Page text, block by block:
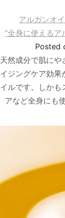
アルガンオ
“全身に使えるア
Posted
天然成分で肌にや
イジングケア効果
イルです。しかも
アなど全身にも